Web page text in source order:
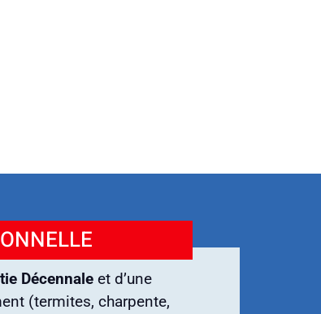
Décennale et d’une
(termites, charpente,